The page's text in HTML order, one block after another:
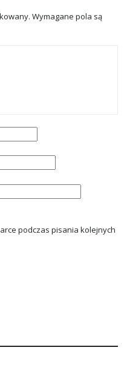
Wymagane pola są
podczas pisania kolejnych